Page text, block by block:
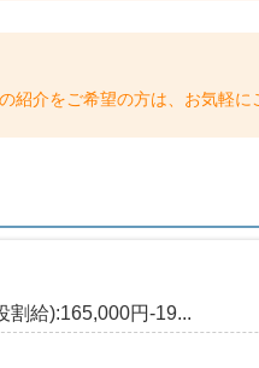
介をご希望の方は、お気軽に
割給):165,000円-19...